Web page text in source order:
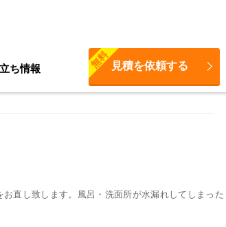
ち情報 見積を依頼する
無料
直し致します。風呂・洗面所が水漏れしてしまった